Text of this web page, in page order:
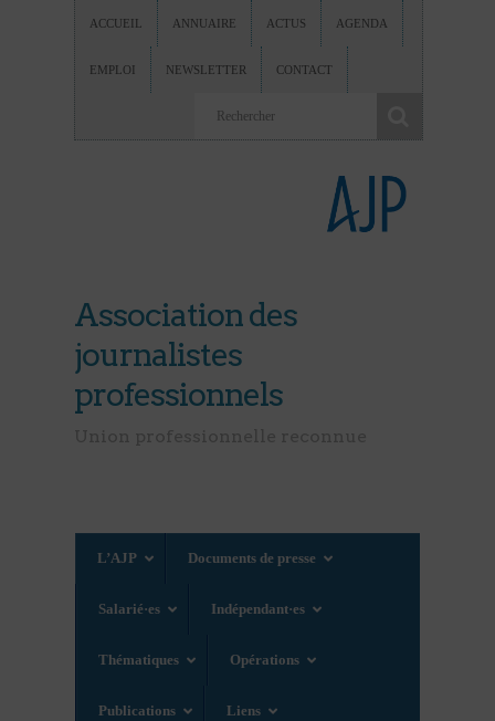
ACCUEIL ANNUAIRE ACTUS AGENDA
EMPLOI NEWSLETTER CONTACT
Association des
journalistes
professionnels
L’AJP Documents de presse
Salarié·es Indépendant·es
Thématiques Opérations
Publications Liens